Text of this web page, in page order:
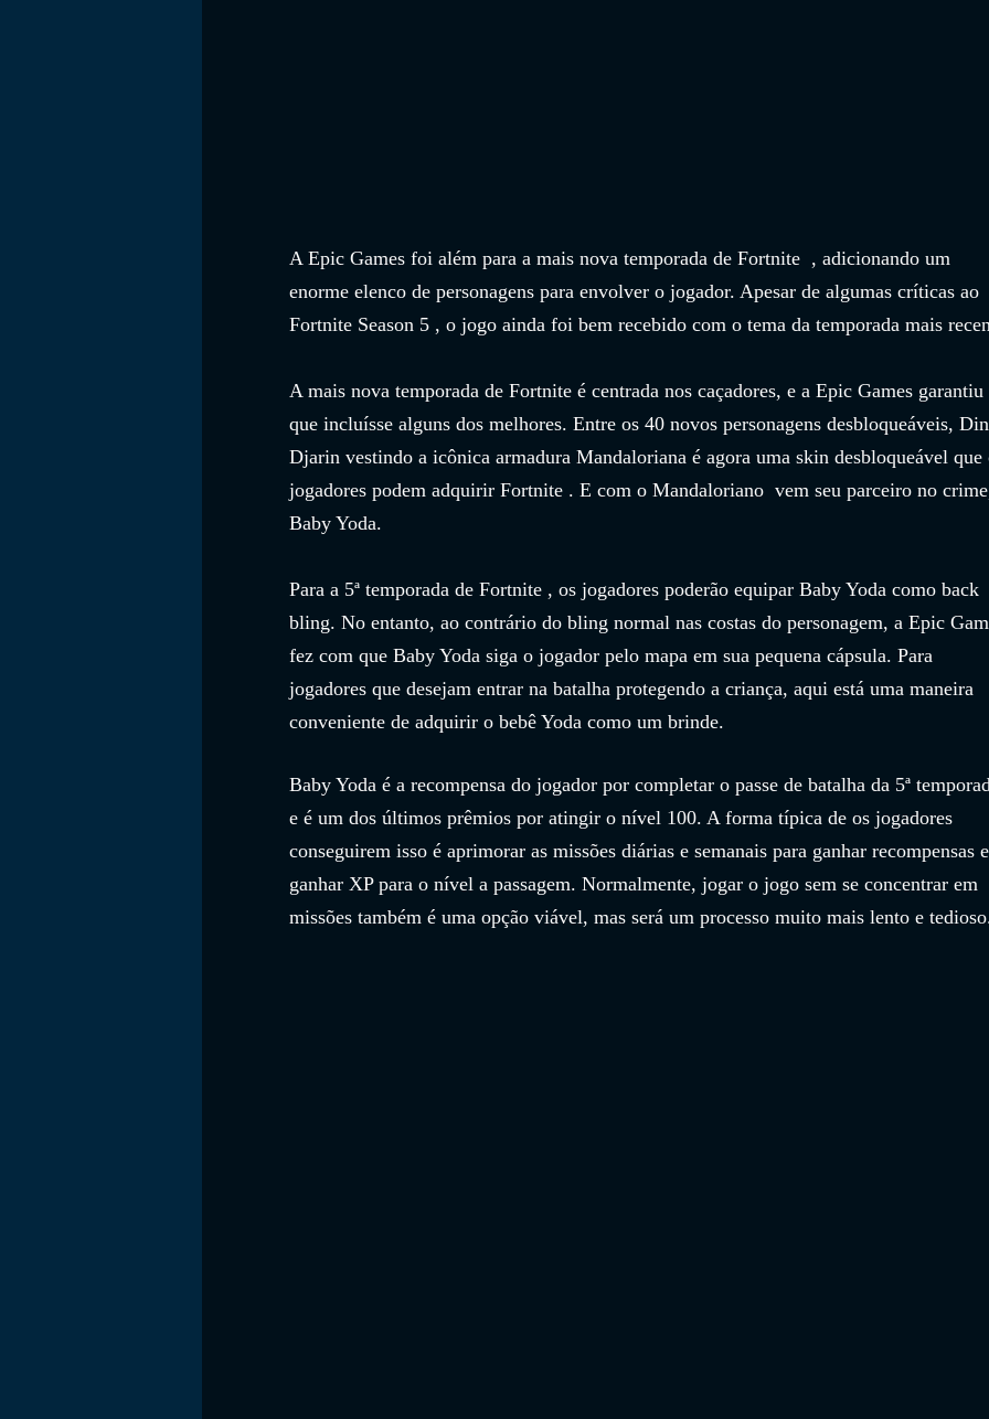
A Epic Games foi além para a mais nova temporada de Fortnite  , adicionando um
enorme elenco de personagens para envolver o jogador. Apesar de algumas críticas ao
Fortnite Season 5 , o jogo ainda foi bem recebido com o tema da temporada mais
A mais nova temporada de Fortnite é centrada nos caçadores, e a Epic Games garantiu
que incluísse alguns dos melhores. Entre os 40 novos personagens desbloqueáveis,
Djarin vestindo a icônica armadura Mandaloriana é agora uma skin desbloqueável
jogadores podem adquirir Fortnite . E com o Mandaloriano  vem seu parceiro no
Baby Yoda.
Para a 5ª temporada de Fortnite , os jogadores poderão equipar Baby Yoda como back
bling. No entanto, ao contrário do bling normal nas costas do personagem, a Epic
fez com que Baby Yoda siga o jogador pelo mapa em sua pequena cápsula. Para
jogadores que desejam entrar na batalha protegendo a criança, aqui está uma maneira
conveniente de adquirir o bebê Yoda como um brinde.
Baby Yoda é a recompensa do jogador por completar o passe de batalha da 5ª
e é um dos últimos prêmios por atingir o nível 100. A forma típica de os jogadores
conseguirem isso é aprimorar as missões diárias e semanais para ganhar recompensas
ganhar XP para o nível a passagem. Normalmente, jogar o jogo sem se concentrar em
missões também é uma opção viável, mas será um processo muito mais lento e